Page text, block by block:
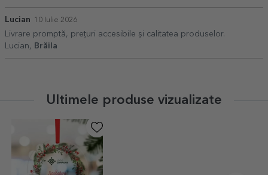
Lucian 10 Iulie 2026
Livrare promptă, prețuri accesibile și calitatea produselor.
Lucian,
Brăila
Ultimele produse vizualizate